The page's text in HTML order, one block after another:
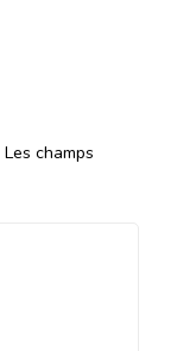
Les champs